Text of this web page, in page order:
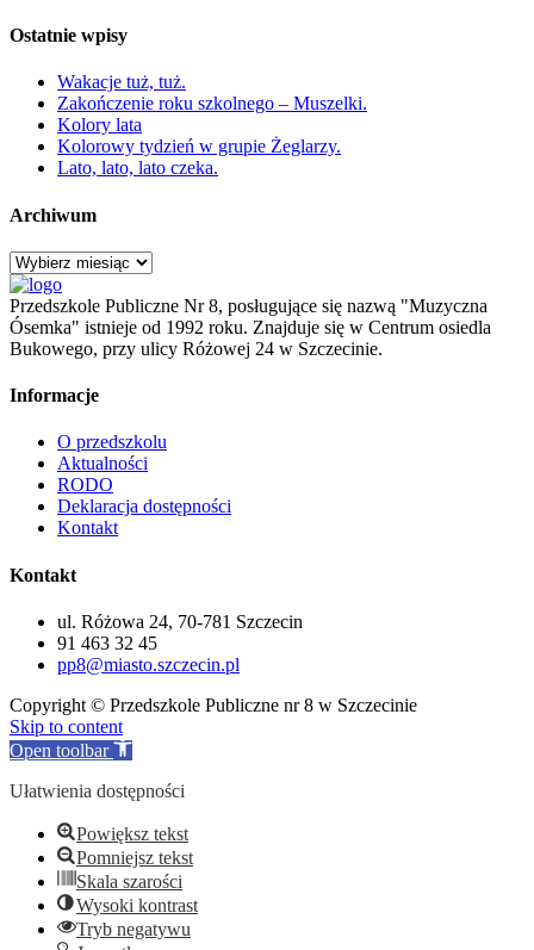
Ostatnie wpisy
Wakacje tuż, tuż.
Zakończenie roku szkolnego – Muszelki.
Kolory lata
Kolorowy tydzień w grupie Żeglarzy.
Lato, lato, lato czeka.
Archiwum
Archiwum
Przedszkole Publiczne Nr 8, posługujące się nazwą "Muzyczna
Ósemka" istnieje od 1992 roku. Znajduje się w Centrum osiedla
Bukowego, przy ulicy Różowej 24 w Szczecinie.
Informacje
O przedszkolu
Aktualności
RODO
Deklaracja dostępności
Kontakt
Kontakt
ul. Różowa 24, 70-781 Szczecin
91 463 32 45
pp8@miasto.szczecin.pl
Copyright © Przedszkole Publiczne nr 8 w Szczecinie
Skip to content
Open toolbar
Ułatwienia dostępności
Powiększ tekst
Pomniejsz tekst
Skala szarości
Wysoki kontrast
Tryb negatywu